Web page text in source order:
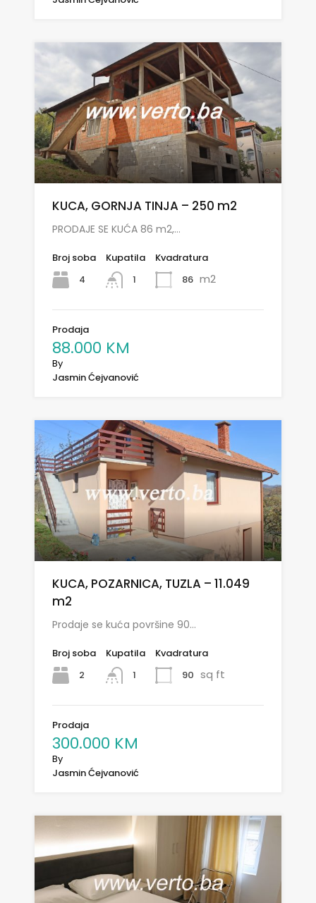
KUCA, GORNJA TINJA – 250 m2
PRODAJE SE KUĆA 86 m2,…
Broj soba
4
Kupatila
1
Kvadratura
86 m2
Prodaja
88.000 KM
By
Jasmin Ćejvanović
KUCA, POZARNICA, TUZLA – 11.049
m2
Prodaje se kuća površine 90…
Broj soba
2
Kupatila
1
Kvadratura
90 sq ft
Prodaja
300.000 KM
By
Jasmin Ćejvanović